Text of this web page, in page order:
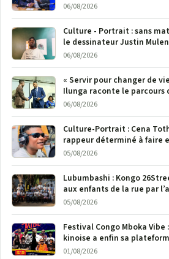
M23
06/08/2026
Culture - Portrait : sans
le dessinateur Justin
poser son crayon
06/08/2026
« Servir pour changer de
Ilunga raconte le parcours
national Jethro Muyombi
06/08/2026
Culture-Portrait : Cena
rappeur déterminé à faire
Bunia
05/08/2026
Lubumbashi : Kongo
aux enfants de la rue par
05/08/2026
Festival Congo Mboka Vibe
kinoise a enfin sa
urbaine
01/08/2026